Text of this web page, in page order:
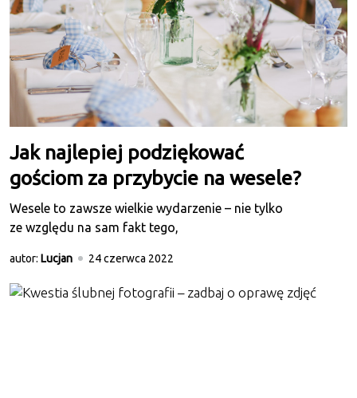
Jak najlepiej podziękować
gościom za przybycie na wesele?
Wesele to zawsze wielkie wydarzenie – nie tylko
ze względu na sam fakt tego,
autor: Lucjan 24 czerwca 2022